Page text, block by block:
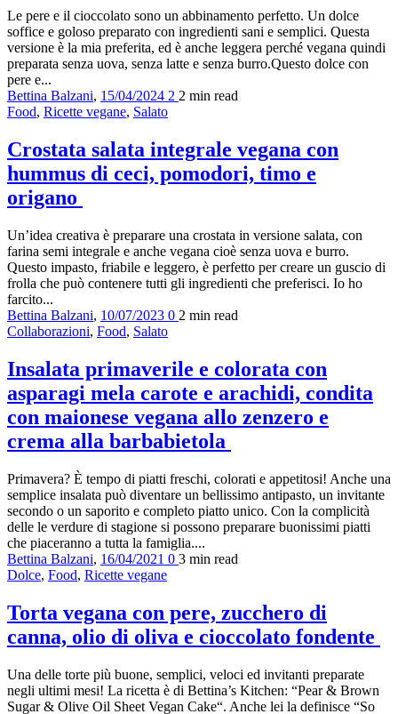
Le pere e il cioccolato sono un abbinamento perfetto. Un dolce
soffice e goloso preparato con ingredienti sani e semplici. Questa
versione è la mia preferita, ed è anche leggera perché vegana quindi
preparata senza uova, senza latte e senza burro.Questo dolce con
pere e...
Bettina Balzani, 15/04/2024 2 2 min read
Food, Ricette vegane, Salato
Crostata salata integrale vegana con
hummus di ceci, pomodori, timo e
origano
Un’idea creativa è preparare una crostata in versione salata, con
farina semi integrale e anche vegana cioè senza uova e burro.
Questo impasto, friabile e leggero, è perfetto per creare un guscio di
frolla che può contenere tutti gli ingredienti che preferisci. Io ho
farcito...
Bettina Balzani, 10/07/2023 0 2 min read
Collaborazioni, Food, Salato
Insalata primaverile e colorata con
asparagi mela carote e arachidi, condita
con maionese vegana allo zenzero e
crema alla barbabietola
Primavera? È tempo di piatti freschi, colorati e appetitosi! Anche una
semplice insalata può diventare un bellissimo antipasto, un invitante
secondo o un saporito e completo piatto unico. Con la complicità
delle le verdure di stagione si possono preparare buonissimi piatti
che piaceranno a tutta la famiglia....
Bettina Balzani, 16/04/2021 0 3 min read
Dolce, Food, Ricette vegane
Torta vegana con pere, zucchero di
canna, olio di oliva e cioccolato fondente
Una delle torte più buone, semplici, veloci ed invitanti preparate
negli ultimi mesi! La ricetta è di Bettina’s Kitchen: “Pear & Brown
Sugar & Olive Oil Sheet Vegan Cake“. Anche lei la definisce “So